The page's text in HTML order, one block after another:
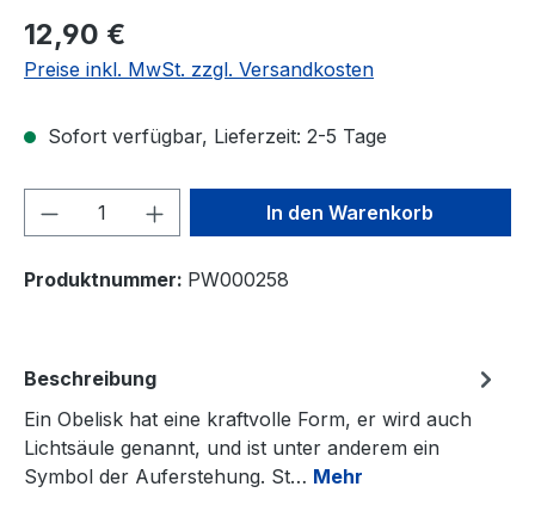
12,90 €
Preise inkl. MwSt. zzgl. Versandkosten
Sofort verfügbar, Lieferzeit: 2-5 Tage
Produkt Anzahl: Gib denIn den Warenkorb
Produktnummer: PW000258
Beschreibung
Ein Obelisk hat eine kraftvolle Form, er wird auch
Lichtsäule genannt, und ist unter anderem ein
Symbol der Auferstehung. St… Mehr